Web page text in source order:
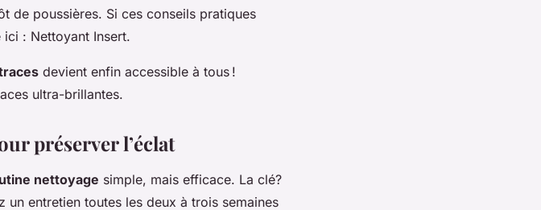
de poussières. Si ces conseils pratiques
: Nettoyant Insert.
devient enfin accessible à tous !
ultra-brillantes.
préserver l’éclat
nettoyage simple, mais efficace. La clé?
entretien toutes les deux à trois semaines